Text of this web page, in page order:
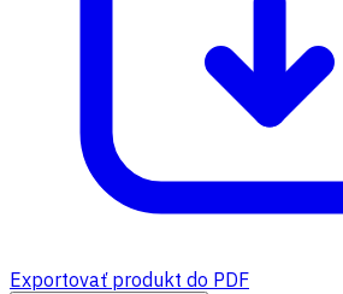
Exportovať produkt do PDF